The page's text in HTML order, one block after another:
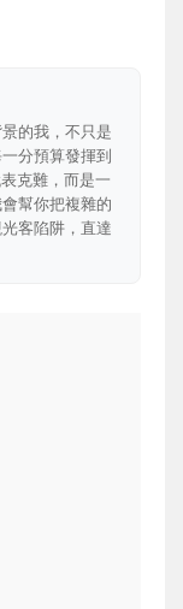
的我，不只是
分預算發揮到
克難，而是一
幫你把複雜的
客陷阱，直達